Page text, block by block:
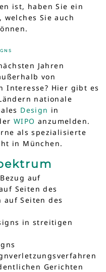
ist, haben Sie ein
Sie auch
Jahren
von
Interesse? Hier gibt es
nationale
Design in
WIPO anzumelden.
als spezialisierte
in München.
auf
Seiten des
auf Seiten des
in streitigen
Gerichten